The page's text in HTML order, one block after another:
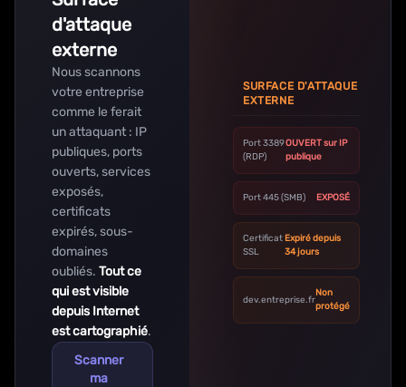
d'attaque
externe
Nous scannons
votre entreprise
comme le ferait
un attaquant : IP
publiques, ports
ouverts, services
exposés,
certificats
expirés, sous-
domaines
oubliés. Tout ce
qui est visible
depuis Internet
est cartographié.
Scanner
ma
SURFACE D'ATTAQUE
EXTERNE
Port 3389
(RDP)
OUVERT sur IP
publique
Port 445 (SMB) EXPOSÉ
Certificat
SSL
Expiré depuis
34 jours
dev.entreprise.fr
Non
protégé